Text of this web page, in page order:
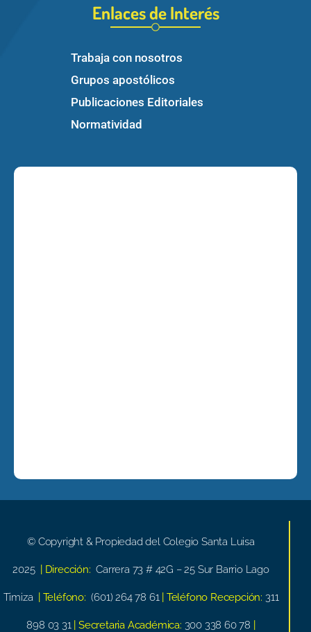
Enlaces de Interés
Trabaja con nosotros
Grupos apostólicos
Publicaciones Editoriales
Normatividad
© Copyright & Propiedad del Colegio Santa Luisa
2025 | Dirección: Carrera 73 # 42G – 25 Sur Barrio Lago
Timiza | Teléfono: (601) 264 78 61 | Teléfono Recepción: 311
898 03 31 | Secretaria Académica: 300 338 60 78